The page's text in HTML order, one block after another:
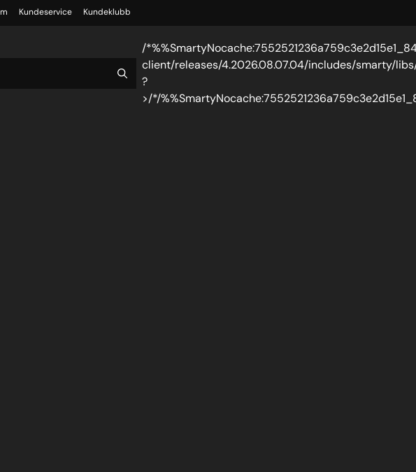
Kundeservice Kundeklubb
/
client/releases/4.2026.08.07.04/includes/smarty/
?
>/*/